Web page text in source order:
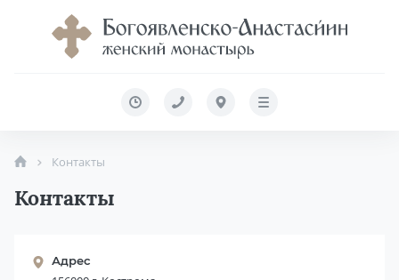
Контакты
Контакты
Адрес